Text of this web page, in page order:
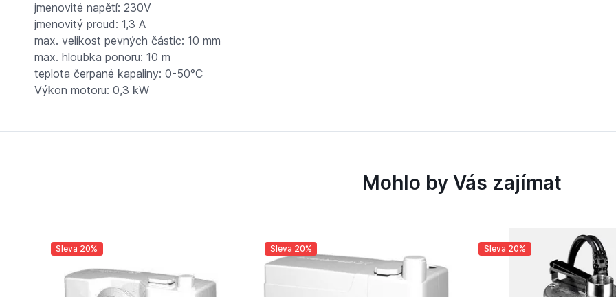
jmenovité napětí: 230V
jmenovitý proud: 1,3 A
max. velikost pevných částic: 10 mm
max. hloubka ponoru: 10 m
teplota čerpané kapaliny: 0-50°C
Výkon motoru: 0,3 kW
Mohlo by Vás zajímat
Sleva 20% Sleva 20% Sleva 20%